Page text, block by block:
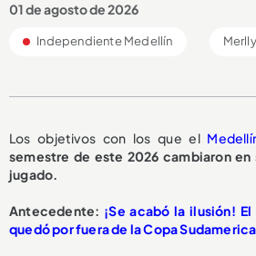
01 de agosto de 2026
Independiente Medellín
Los objetivos con los que el
semestre de este 2026 cambiaron
jugado.
Antecedente: ¡Se acabó la ilusión!
quedó por fuera de la Copa